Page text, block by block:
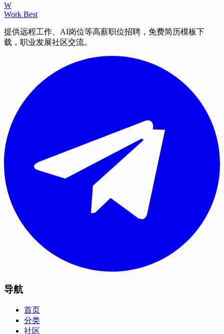
W
Work Best
提供远程工作、AI岗位等高薪职位招聘，免费简历模板下
载，职业发展社区交流。
导航
首页
分类
社区